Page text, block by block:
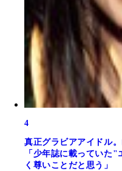
4
真正グラビアアイドル
「少年誌に載っていた
く尊いことだと思う」